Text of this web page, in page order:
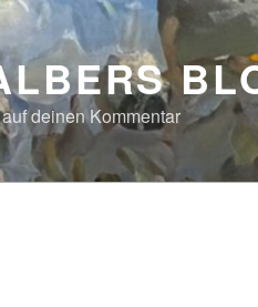
deinen Kommentar